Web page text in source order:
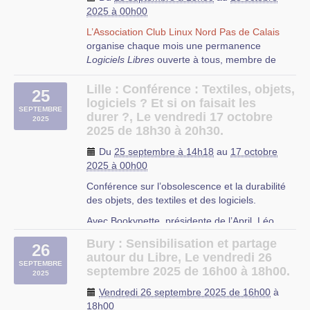
Le Centre d’Infos Jeunes a mis en place une
pratiques actuelles pour l’informatique et le
numérique : * Lieu d’accès public à Internet ( 5
postes avec Wifi libre et gratuit ) * Web
collaboratif et citoyen pour que chacun puisse
trouver sa place et passer du rôle de simple
usager à celui d’initiateur de processus
collaboratif * Éducation à l’information par les
nouveaux médias ( diffusion par le biais du
numérique ) * Logiciels libres ( bureautique,
sites, blogs, cloud, infographie et vidéo,
Cette rencontre a lieu sur rendez-vous, tous les
samedis matins hors vacances scolaires à la
Maison communale de la ferme Dupire, rue
Yves Decugis à VILLENEUVE D’ASCQ
2025 à 00h00
L’Association Club Linux Nord Pas de Calais
organise chaque mois une permanence
Logiciels Libres ouverte à tous, membre de
curieux ou passionné.
Durant cette permanence, vous pourrez trouver
des réponses aux questions que vous vous
l’aide pour résoudre vos problèmes
d’installation, de configuration et d’utilisation de
Logiciels Libres.
N’hésitez pas à apporter votre ordinateur, afin
25
SEPTEMBRE
2025
Lille : Conférence : Textiles, objets,
logiciels ? Et si on faisait les
durer ?, Le vendredi 17 octobre
2025 de 18h30 à 20h30.
Du 25 septembre à 14h18 au 17 octobre
2025 à 00h00
Conférence sur l’obsolescence et la durabilité
des objets, des textiles et des logiciels.
Avec Bookynette, présidente de l’April, Léo
expert économie et mode circulaire.
Inscriptions obligatoires à
et-si-on-faisait-les-durer
26
SEPTEMBRE
2025
Bury : Sensibilisation et partage
autour du Libre, Le vendredi 26
septembre 2025 de 16h00 à 18h00.
Vendredi 26 septembre 2025 de 16h00 à
18h00